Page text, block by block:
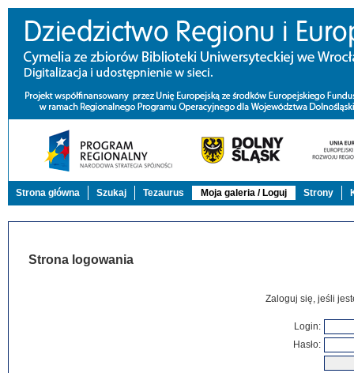
Strona główna Szukaj Tezaurus Moja galeria / Loguj Strony
Strona logowania
Zaloguj się, jeśli
Login:
Hasło: